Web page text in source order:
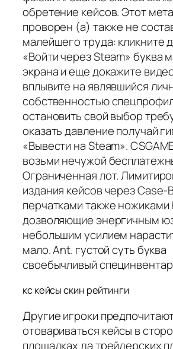
обретение кейсов. Этот
проворен (а) также не
малейшего труда: кликните
«Войти через Steam» буква
экрана и еще докажите
вплывите на являвшийся
собственностью
остановить свой выбор
оказать давление получай
«Вывести на Steam».
возьми нечужой
Ограниченная лот.
издания кейсов через Case-
перчатками также ножиками
дозволяющие энергичным
небольшим усилием
мало. Ant. густой суть буква
своебычливый
кс кейсы скин рейтинги
Другие игроки
отовариваться кейсы в
площадках да трейдерских